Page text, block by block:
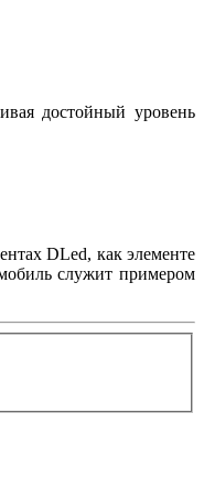
достойный уровень
DLed, как элементе
служит примером